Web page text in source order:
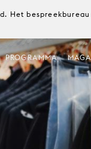
Het
PROGRAMMA